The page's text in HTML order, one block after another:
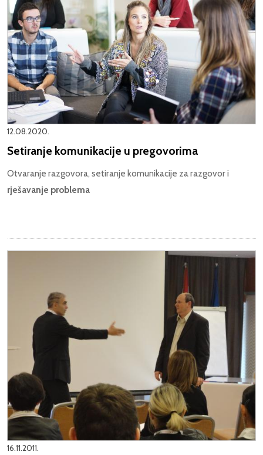
12.08.2020.
Setiranje komunikacije u pregovorima
Otvaranje razgovora, setiranje komunikacije za razgovor i
rješavanje problema
16.11.2011.